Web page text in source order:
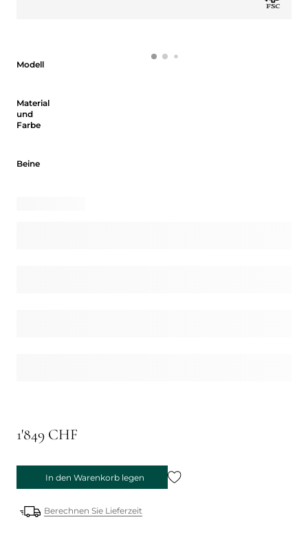
Modell
Material
und
Farbe
Beine
1'849 CHF
In den Warenkorb legen
Berechnen Sie Lieferzeit